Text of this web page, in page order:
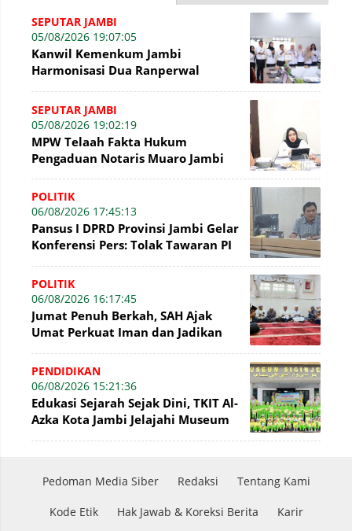
SEPUTAR JAMBI
05/08/2026 19:07:05
Kanwil Kemenkum Jambi
Harmonisasi Dua Ranperwal
SEPUTAR JAMBI
05/08/2026 19:02:19
MPW Telaah Fakta Hukum
Pengaduan Notaris Muaro Jambi
POLITIK
06/08/2026 17:45:13
Pansus I DPRD Provinsi Jambi Gelar
Konferensi Pers: Tolak Tawaran PI
POLITIK
06/08/2026 16:17:45
Jumat Penuh Berkah, SAH Ajak
Umat Perkuat Iman dan Jadikan
Membangun Bangsa
PENDIDIKAN
06/08/2026 15:21:36
Edukasi Sejarah Sejak Dini, TKIT Al-
Azka Kota Jambi Jelajahi Museum
Pedoman Media Siber Redaksi Tentang Kami
Kode Etik Hak Jawab & Koreksi Berita Karir